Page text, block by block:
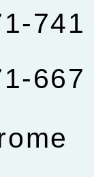
741
667